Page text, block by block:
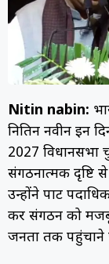
Nitin nabin:
नितिन नवीन इन
2027 विधानसभा
संगठनात्मक दृष्टि से
उन्होंने पार्टी
कर संगठन को
जनता तक पहुंचाने